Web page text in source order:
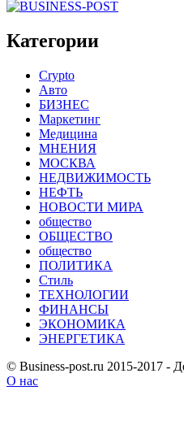
Категории
Crypto
Авто
БИЗНЕС
Маркетинг
Медицина
МНЕНИЯ
МОСКВА
НЕДВИЖИМОСТЬ
НЕФТЬ
НОВОСТИ МИРА
общество
ОБЩЕСТВО
общество
ПОЛИТИКА
Стиль
ТЕХНОЛОГИИ
ФИНАНСЫ
ЭКОНОМИКА
ЭНЕРГЕТИКА
© Business-post.ru 2015-2017 -
О нас